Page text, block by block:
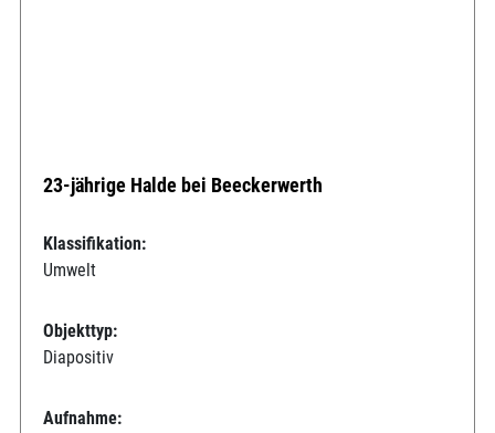
23-jährige Halde bei Beeckerwerth
Klassifikation:
Umwelt
Objekttyp:
Diapositiv
Aufnahme: